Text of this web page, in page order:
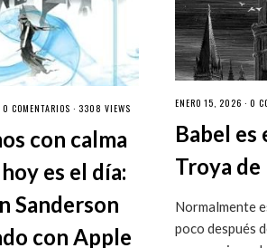
0 COMENTARIOS · 3308 VIEWS
con calma
es el día:
Sanderson
con Apple
ENERO 15, 2026 ·0
Babel es
Troya de
Normalmente
poco después